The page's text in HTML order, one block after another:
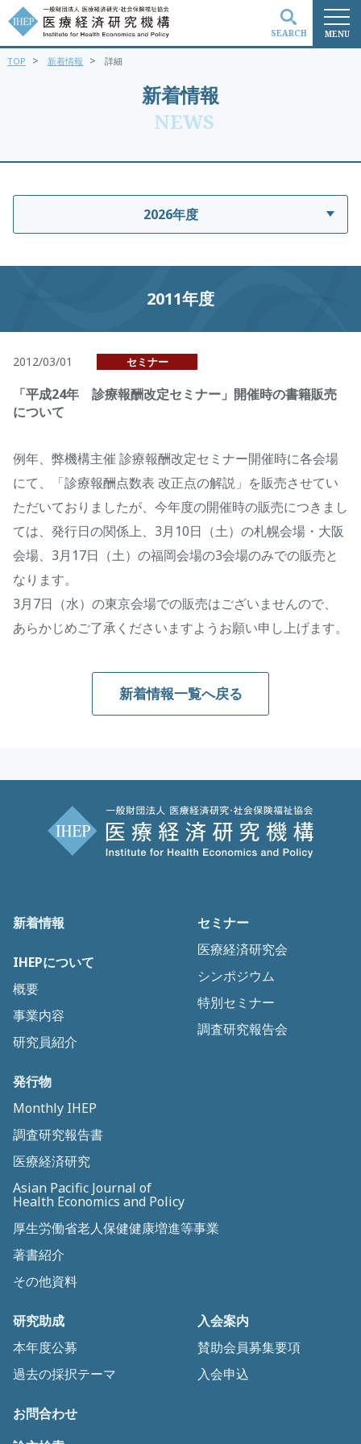
MENU
SEARCH
新着情報
NEWS
TOP > 新着情報 > 詳細
2026年度
2011年度
2012/03/01 セミナー
「平成24年 診療報酬改定セミナー」開催時の書籍販売
について
例年、弊機構主催 診療報酬改定セミナー開催時に各会場
にて、「診療報酬点数表 改正点の解説」を販売させてい
ただいておりましたが、今年度の開催時の販売につきまし
ては、発行日の関係上、3月10日（土）の札幌会場・大阪
会場、3月17日（土）の福岡会場の3会場のみでの販売と
なります。
3月7日（水）の東京会場での販売はございませんので、
あらかじめご了承くださいますようお願い申し上げます。
新着情報一覧へ戻る
新着情報
IHEPについて
概要
事業内容
研究員紹介
セミナー
医療経済研究会
シンポジウム
特別セミナー
調査研究報告会
発行物
Monthly IHEP
調査研究報告書
医療経済研究
Asian Pacific Journal of
Health Economics and Policy
厚生労働省老人保健健康増進等事業
著書紹介
その他資料
研究助成
本年度公募
過去の採択テーマ
入会案内
賛助会員募集要項
入会申込
お問合わせ